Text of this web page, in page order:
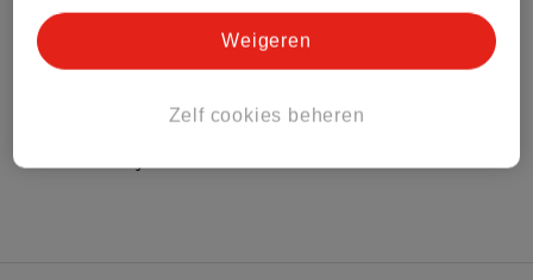
Bekijk ook
Alle Haarborstels
Hoe controleren wij de reviews?
Zelf cookies beheren
Weigeren